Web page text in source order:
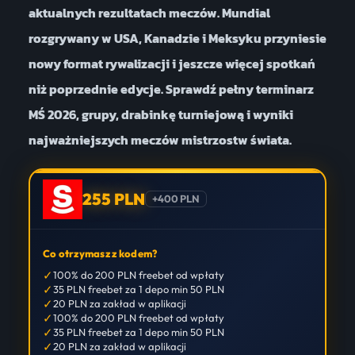
aktualnych rezultatach meczów. Mundial
rozgrywany w USA, Kanadzie i Meksyku przyniesie
nowy format rywalizacji i jeszcze więcej spotkań
niż poprzednie edycje. Sprawdź pełny terminarz
MŚ 2026, grupy, drabinkę turniejową i wyniki
najważniejszych meczów mistrzostw świata.
255 PLN +400 PLN
Co otrzymasz z kodem?
✓100% do 200 PLN freebet od wpłaty
✓35 PLN freebet za 1 depo min 50 PLN
✓20 PLN za zakład w aplikacji
✓100% do 200 PLN freebet od wpłaty
✓35 PLN freebet za 1 depo min 50 PLN
✓20 PLN za zakład w aplikacji